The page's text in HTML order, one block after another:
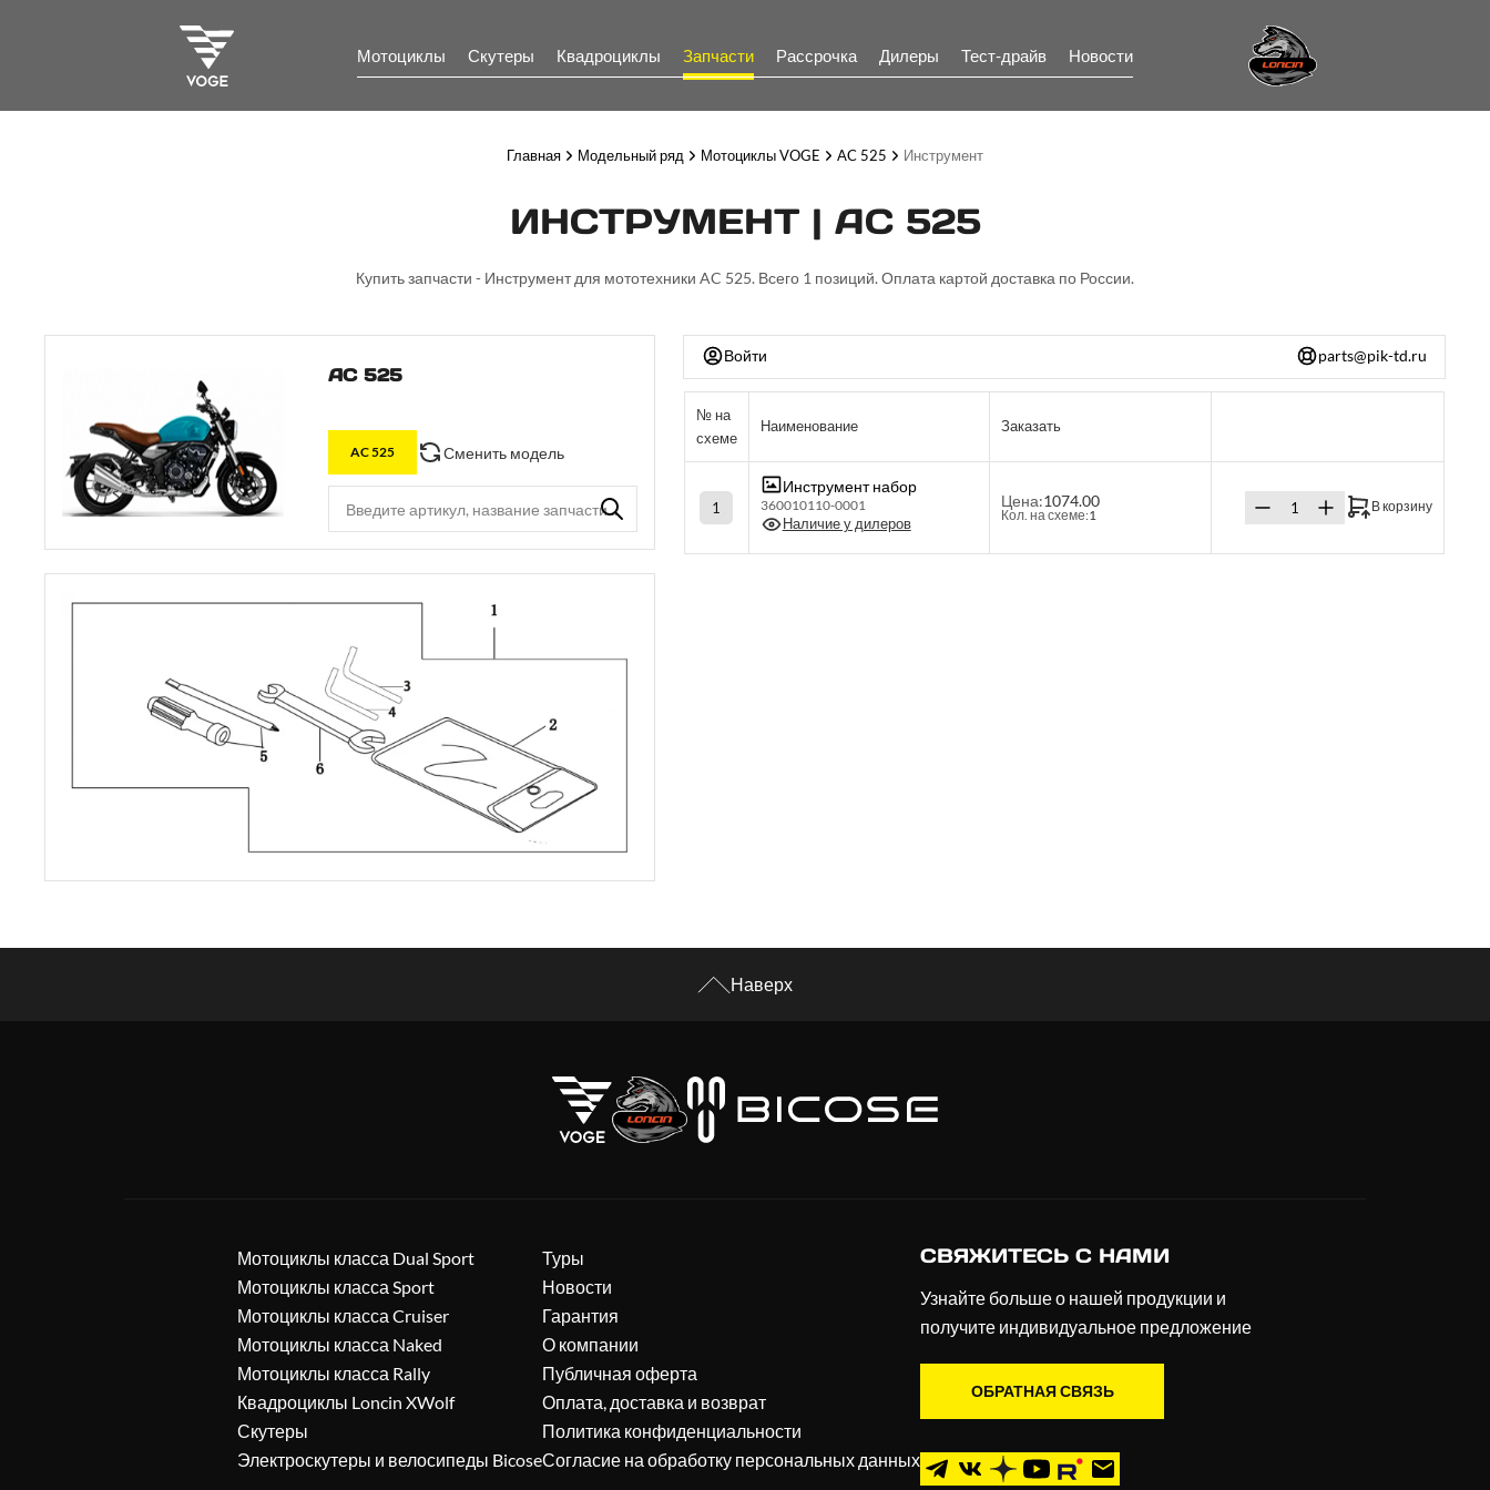
Мотоциклы Скутеры Квадроциклы Запчасти Рассрочка Дилеры Тест-драйв Новости
Главная Модельный ряд Мотоциклы VOGE AC 525 Инструмент
ИНСТРУМЕНТ | AC 525
Купить запчасти - Инструмент для мототехники AC 525. Всего 1 позиций. Оплата картой доставка по России.
AC 525
AC 525 Сменить модель
Войти parts@pik-td.ru
№ на
схеме
Наименование Заказать
1
Инструмент набор
360010110-0001
Наличие у дилеров
Цена:1074.00
Кол. на схеме:1
В корзину
Наверх
Мотоциклы класса Dual Sport
Мотоциклы класса Sport
Мотоциклы класса Cruiser
Мотоциклы класса Naked
Мотоциклы класса Rally
Квадроциклы Loncin XWolf
Скутеры
Электроскутеры и велосипеды Bicose
Туры
Новости
Гарантия
О компании
Публичная оферта
Оплата, доставка и возврат
Политика конфиденциальности
Согласие на обработку персональных данных
СВЯЖИТЕСЬ С НАМИ
Узнайте больше о нашей продукции и
получите индивидуальное предложение
ОБРАТНАЯ СВЯЗЬ